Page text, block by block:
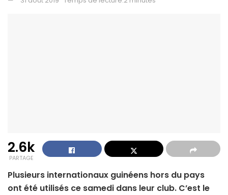
2.6k
PARTAGE
Plusieurs internationaux guinéens hors du pays
ont été utilisés ce samedi dans leur club. C’est le